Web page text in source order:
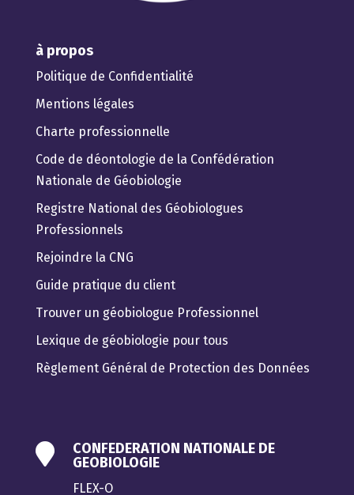
à propos
Politique de Confidentialité
Mentions légales
Charte professionnelle
Code de déontologie de la Confédération
Nationale de Géobiologie
Registre National des Géobiologues
Professionnels
Rejoindre la CNG
Guide pratique du client
Trouver un géobiologue Professionnel
Lexique de géobiologie pour tous
Règlement Général de Protection des Données

CONFEDERATION NATIONALE DE
GEOBIOLOGIE
FLEX-O